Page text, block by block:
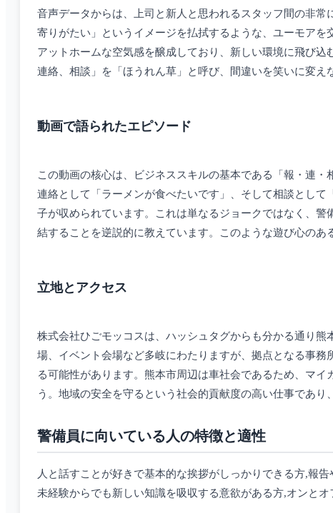
音声データからは、上司と新人と思われるスタッフ間の非
寄りがたい」というイメージを払拭するような、ユーモア
アットホームな空気感を醸成しており、新しい環境に飛び
連絡、相談」を「ほうれん草」と呼び、間違いを笑いに変
動画で語られたエピソード
この動画の核心は、ビジネススキルの基本である「報・連
連絡として「ラーメンが食べたいです」、そして相談とし
子が収められています。これは単なるジョークではなく、
結することを逆説的に教えています。このような遊び心のあ
立地とアクセス
株式会社ひごモッコスは、ハッシュタグからも分かる通り
場、イベント会場など多岐にわたりますが、拠点となる事
る可能性があります。熊本市周辺は車社会であるため、マ
う。地域の安全を守るという社会的貢献度の高い仕事であり
警備員に向いている人の特徴と適性
人と話すことが好きで基本的な挨拶がしっかりできる方,報
未経験からでも新しい知識を吸収する意欲がある方,オンと